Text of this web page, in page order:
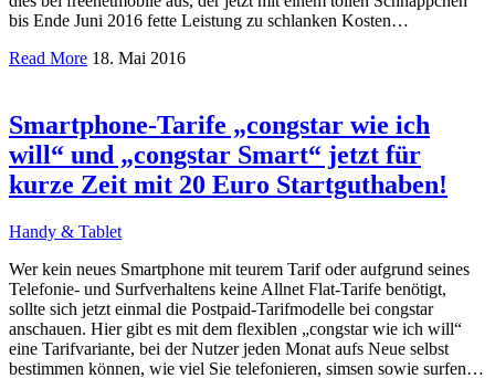
bis Ende Juni 2016 fette Leistung zu schlanken Kosten…
Read More 18. Mai 2016
Smartphone-Tarife „congstar wie ich
will“ und „congstar Smart“ jetzt für
kurze Zeit mit 20 Euro Startguthaben!
Handy & Tablet
Wer kein neues Smartphone mit teurem Tarif oder aufgrund seines
Telefonie- und Surfverhaltens keine Allnet Flat-Tarife benötigt,
sollte sich jetzt einmal die Postpaid-Tarifmodelle bei congstar
anschauen. Hier gibt es mit dem flexiblen „congstar wie ich will“
eine Tarifvariante, bei der Nutzer jeden Monat aufs Neue selbst
bestimmen können, wie viel Sie telefonieren, simsen sowie surfen…